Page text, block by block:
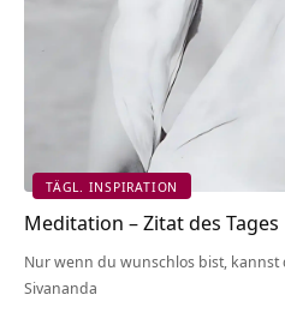
TÄGL. INSPIRATION
Meditation – Zitat des Tages
Nur wenn du wunschlos bist, kannst
Sivananda